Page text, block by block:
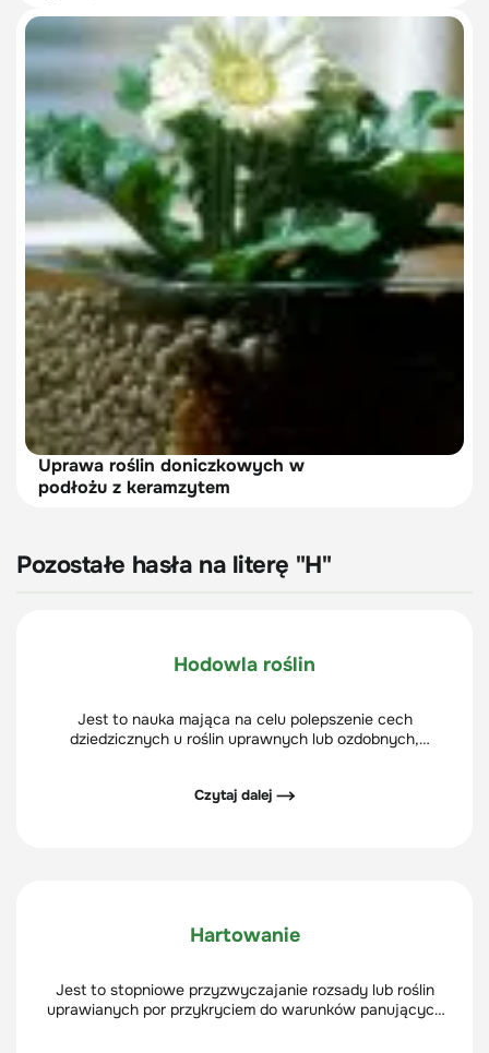
Uprawa roślin doniczkowych w
podłożu z keramzytem
Pozostałe hasła na literę "H"
Hodowla roślin
Jest to nauka mająca na celu polepszenie cech
dziedzicznych u roślin uprawnych lub ozdobnych,
pożądanych cechach – np. lepszych jakościowo lub
Czytaj dalej ⟶
Hartowanie
Jest to stopniowe przyzwyczajanie rozsady lub roślin
uprawianych por przykryciem do warunków panujących